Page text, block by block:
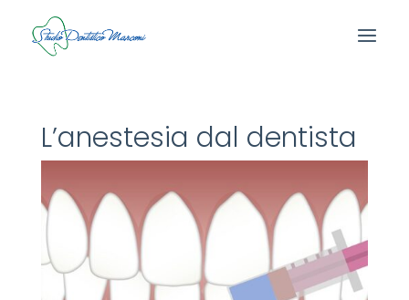
L’anestesia dal dentista